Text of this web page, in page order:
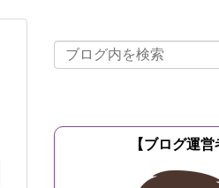
【ブログ運営